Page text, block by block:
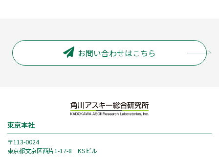
お問い合わせはこちら
東京本社
〒113-0024
東京都文京区西片1-17-8 KSビル